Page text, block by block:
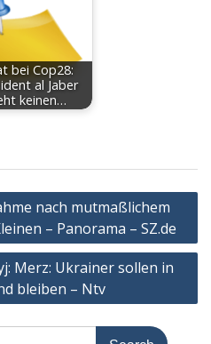
bei Cop28:
al Jaber
keinen…
nach mutmaßlichem
– Panorama – SZ.de
Merz: Ukrainer sollen in
bleiben – Ntv